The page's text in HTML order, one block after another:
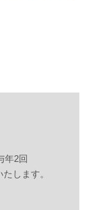
年2回
します。